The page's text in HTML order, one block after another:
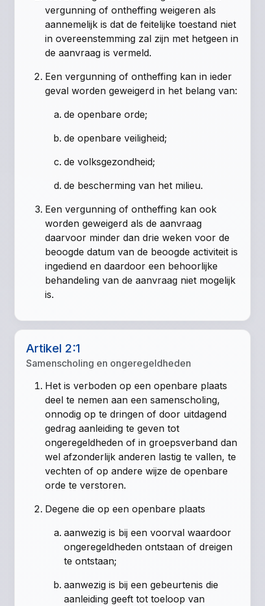
vergunning of ontheffing weigeren als
aannemelijk is dat de feitelijke toestand niet
in overeenstemming zal zijn met hetgeen in
de aanvraag is vermeld.
Een vergunning of ontheffing kan in ieder
geval worden geweigerd in het belang van:
de openbare orde;
de openbare veiligheid;
de volksgezondheid;
de bescherming van het milieu.
Een vergunning of ontheffing kan ook
worden geweigerd als de aanvraag
daarvoor minder dan drie weken voor de
beoogde datum van de beoogde activiteit is
ingediend en daardoor een behoorlijke
behandeling van de aanvraag niet mogelijk
is.
Artikel 2:1
Samenscholing en ongeregeldheden
Het is verboden op een openbare plaats
deel te nemen aan een samenscholing,
onnodig op te dringen of door uitdagend
gedrag aanleiding te geven tot
ongeregeldheden of in groepsverband dan
wel afzonderlijk anderen lastig te vallen, te
vechten of op andere wijze de openbare
orde te verstoren.
Degene die op een openbare plaats
aanwezig is bij een voorval waardoor
ongeregeldheden ontstaan of dreigen
te ontstaan;
aanwezig is bij een gebeurtenis die
aanleiding geeft tot toeloop van